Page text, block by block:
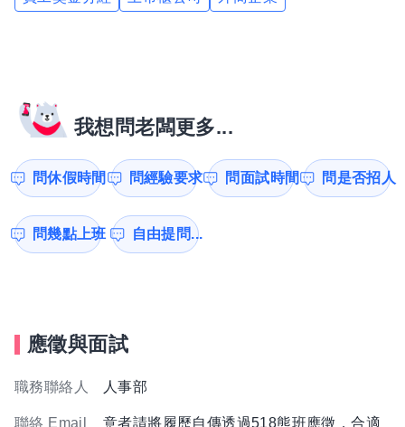
我想問老闆更多...
問休假時間 問經驗要求 問面試時間 問是否招人
問幾點上班 自由提問...
應徵與面試
職務聯絡人 人事部
聯絡 Email
意者請將履歷自傳透過518熊班應徵，合適